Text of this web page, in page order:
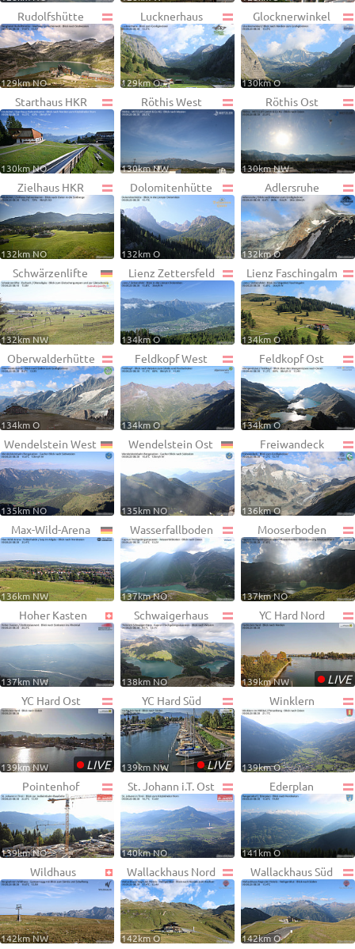
Rudolfshütte
129km NO
Lucknerhaus
129km O
Glocknerwinkel
130km O
Starthaus HKR
130km NO
Röthis West
130km NW
Röthis Ost
130km NW
Zielhaus HKR
132km NO
Dolomitenhütte
132km O
Adlersruhe
132km O
Schwärzenlifte
132km NW
Lienz Zettersfeld
134km O
Lienz Faschingalm
134km O
Oberwalderhütte
134km O
Feldkopf West
134km O
Feldkopf Ost
134km O
Wendelstein West
135km NO
Wendelstein Ost
135km NO
Freiwandeck
136km O
Max-Wild-Arena
136km NW
Wasserfallboden
137km NO
Mooserboden
137km NO
Hoher Kasten
137km NW
Schwaigerhaus
138km NO
YC Hard Nord
•LIVE
139km NW
YC Hard Ost
•LIVE
139km NW
YC Hard Süd
•LIVE
139km NW
Winklern
139km O
Pointenhof
139km NO
St. Johann i.T. Ost
140km NO
Ederplan
141km O
Wildhaus
142km NW
Wallackhaus Nord
142km O
Wallackhaus Süd
142km O